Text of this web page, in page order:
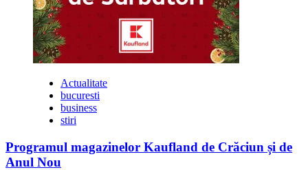
Actualitate
bucuresti
business
stiri
Programul magazinelor Kaufland de Crăciun și de
Anul Nou